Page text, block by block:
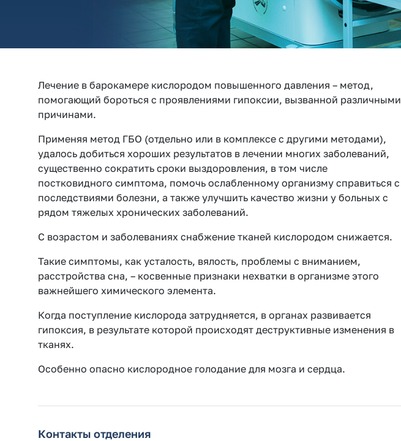
Лечение в барокамере кислородом повышенного давления – метод,
помогающий бороться с проявлениями гипоксии, вызванной различными
причинами.
Применяя метод ГБО (отдельно или в комплексе с другими методами),
удалось добиться хороших результатов в лечении многих заболеваний,
существенно сократить сроки выздоровления, в том числе
постковидного симптома, помочь ослабленному организму справиться с
последствиями болезни, а также улучшить качество жизни у больных с
рядом тяжелых хронических заболеваний.
С возрастом и заболеваниях снабжение тканей кислородом снижается.
Такие симптомы, как усталость, вялость, проблемы с вниманием,
расстройства сна, – косвенные признаки нехватки в организме этого
важнейшего химического элемента.
Когда поступление кислорода затрудняется, в органах развивается
гипоксия, в результате которой происходят деструктивные изменения в
тканях.
Особенно опасно кислородное голодание для мозга и сердца.
Контакты отделения